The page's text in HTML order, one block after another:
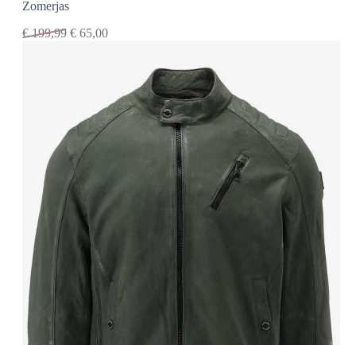
Zomerjas
€199,99 € 65,00